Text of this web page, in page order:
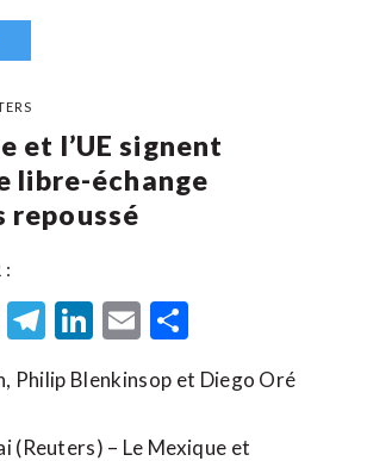
et l’UE signent
libre-échange
repoussé
:
WhatsApp
Telegram
LinkedIn
Email
Philip Blenkinsop et Diego Oré
(Reuters) – Le Mexique et